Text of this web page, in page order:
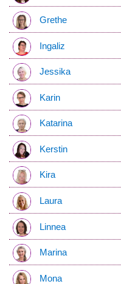
Grethe
Ingaliz
Jessika
Karin
Katarina
Kerstin
Kira
Laura
Linnea
Marina
Mona